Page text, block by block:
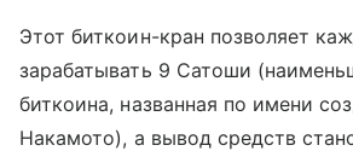
Этот биткоин-кран позволяет
зарабатывать 9 Сатоши
биткоина, названная по имени
Накамото), а вывод средств